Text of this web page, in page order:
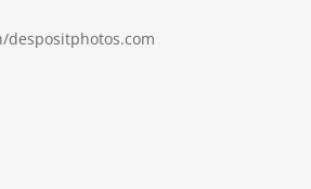
despositphotos.com